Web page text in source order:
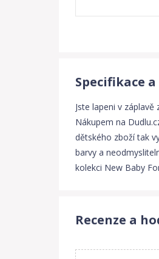
Specifikace
Jste lapeni v
Nákupem na
dětského zboží tak
barvy a
kolekci New Baby
Recenze a